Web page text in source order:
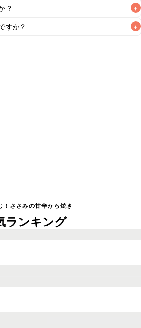
？ +
すか？ +
中が目安です。なるべくお早めにお召
！ささみの甘辛から焼き
ランキング